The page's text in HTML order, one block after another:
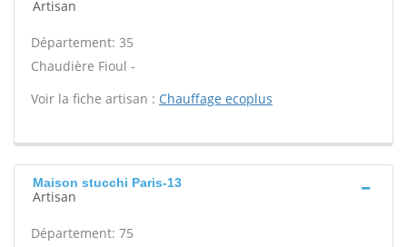
Artisan
Département: 35
Chaudière Fioul -
Voir la fiche artisan : Chauffage ecoplus
Maison stucchi Paris-13
Artisan
Département: 75